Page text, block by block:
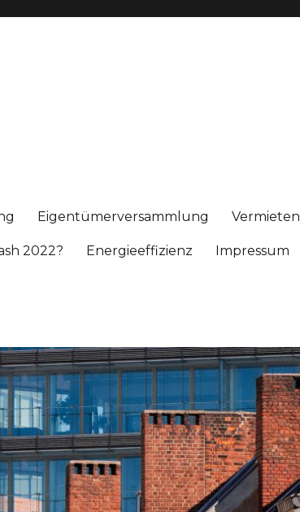
Eigentümerversammlung Vermieten
2022? Energieeffizienz Impressum